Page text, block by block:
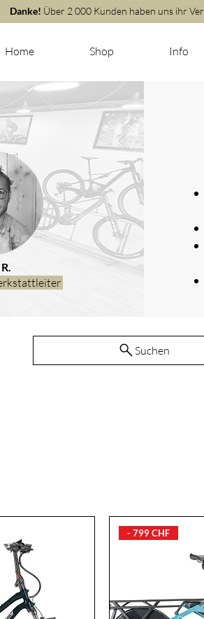
Danke! Über 2 000 Kunden haben uns ihr
Home Shop Info
Suchen
- 799 CHF